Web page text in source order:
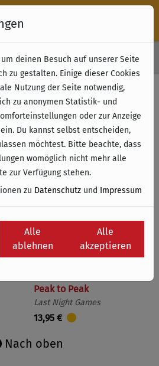
ab 49 € (innerhalb Deutschlands)
Peak to Peak
Last Night Games
13,95 €
Nach oben
deinen Besuch auf unserer Seite
zu gestalten. Einige dieser Cookies
Nutzung der Seite notwendig,
zu anonymen Statistik- und
oder zur Anzeige
Du kannst selbst entscheiden,
möchtest. Bitte beachte, dass
womöglich nicht mehr alle
zur Verfügung stehen.
zu Datenschutz und Impressum
Alle
ablehnen
Alle
akzeptieren